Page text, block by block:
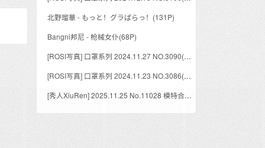
北野瑠華 - もっと！グラぱらっ！(131P)
Bangni邦尼 - 枪械女仆(68P)
[ROSI写真] 口罩系列 2024.11.27 NO.3090(73P)
[ROSI写真] 口罩系列 2024.11.23 NO.3086(90P)
[秀人XiuRen] 2025.11.25 No.11028 模特合集(61P)